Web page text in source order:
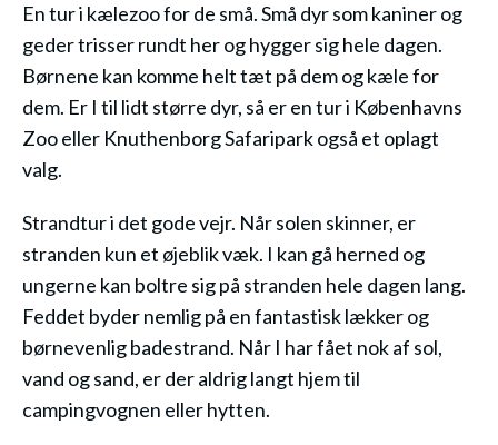
En tur i kælezoo for de små. Små dyr som kaniner og
geder trisser rundt her og hygger sig hele dagen.
Børnene kan komme helt tæt på dem og kæle for
dem. Er I til lidt større dyr, så er en tur i Københavns
Zoo eller Knuthenborg Safaripark også et oplagt
valg.
Strandtur i det gode vejr. Når solen skinner, er
stranden kun et øjeblik væk. I kan gå herned og
ungerne kan boltre sig på stranden hele dagen lang.
Feddet byder nemlig på en fantastisk lækker og
børnevenlig badestrand. Når I har fået nok af sol,
vand og sand, er der aldrig langt hjem til
campingvognen eller hytten.